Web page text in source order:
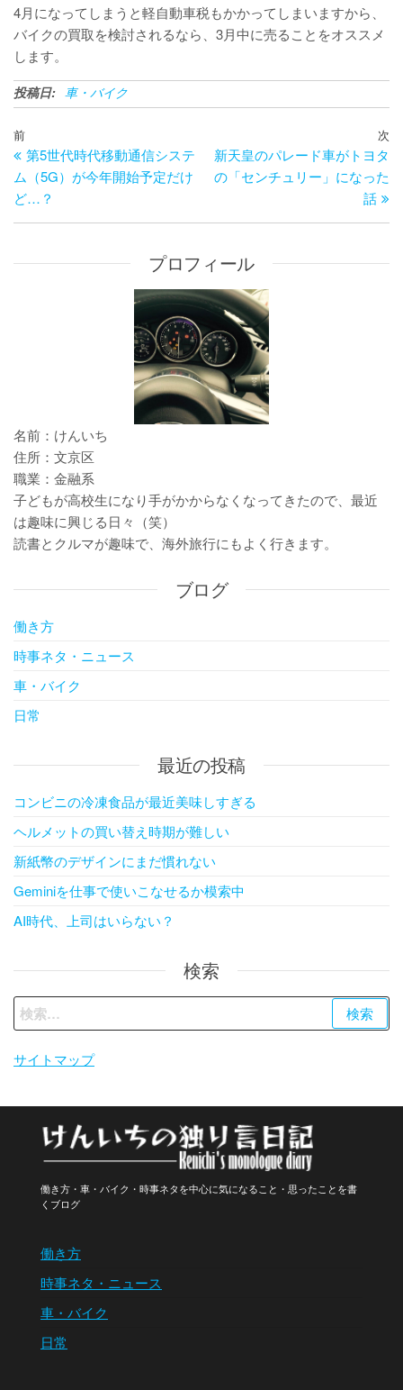
4月になってしまうと軽自動車税もかかってしまいますから、
バイクの買取を検討されるなら、3月中に売ることをオススメ
します。
投稿日: 車・バイク
投
稿
ナ
ビ
ゲ
シ
過
去
の
投
稿
前
第5世代時代移動通信システ
ム（5G）が今年開始予定だけ
ど…？
次
新天皇のパレード車がトヨタ
の「センチュリー」になった
話
プロフィール
名前：けんいち
住所：文京区
職業：金融系
子どもが高校生になり手がかからなくなってきたので、最近
は趣味に興じる日々（笑）
読書とクルマが趣味で、海外旅行にもよく行きます。
ブログ
働き方
時事ネタ・ニュース
車・バイク
日常
最近の投稿
コンビニの冷凍食品が最近美味しすぎる
ヘルメットの買い替え時期が難しい
新紙幣のデザインにまだ慣れない
Geminiを仕事で使いこなせるか模索中
AI時代、上司はいらない？
検索
検
索:
サイトマップ
働き方
時事ネタ・ニュース
車・バイク
日常
働き方・車・バイク・時事ネタを中心に気になること・思ったことを書
くブログ